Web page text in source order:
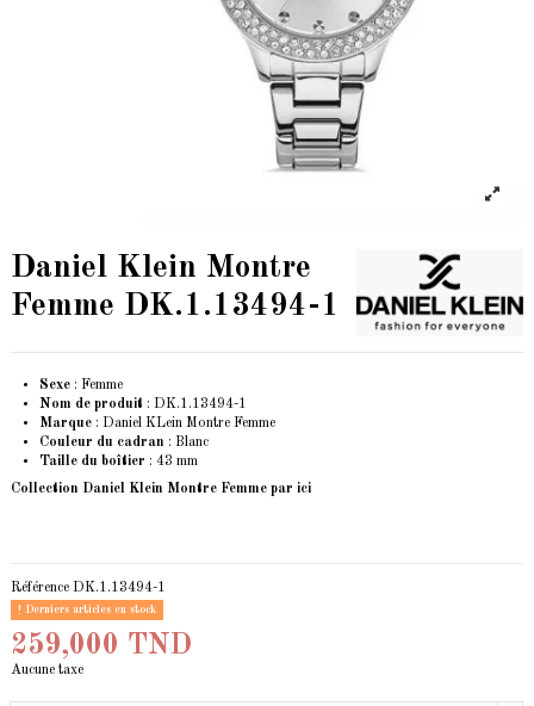
Daniel Klein Montre
Femme DK.1.13494-1
Sexe : Femme
Nom de produit : DK.1.13494-1
Marque : Daniel KLein Montre Femme
Couleur du cadran : Blanc
Taille du boîtier : 43 mm
Collection Daniel Klein Montre Femme par ici
Référence DK.1.13494-1
Derniers articles en stock
259,000 TND
Aucune taxe